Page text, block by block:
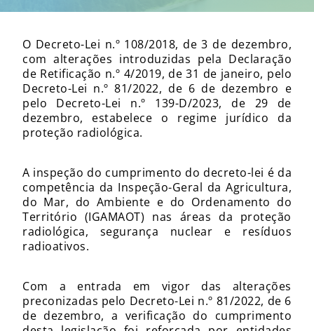
O Decreto-Lei n.º 108/2018, de 3 de dezembro,
com alterações introduzidas pela Declaração
de Retificação n.º 4/2019, de 31 de janeiro, pelo
Decreto-Lei n.º 81/2022, de 6 de dezembro e
pelo Decreto-Lei n.º 139-D/2023, de 29 de
dezembro, estabelece o regime jurídico da
proteção radiológica.
A inspeção do cumprimento do decreto-lei é da
competência da Inspeção-Geral da Agricultura,
do Mar, do Ambiente e do Ordenamento do
Território (IGAMAOT) nas áreas da proteção
radiológica, segurança nuclear e resíduos
radioativos.
Com a entrada em vigor das alterações
preconizadas pelo Decreto-Lei n.º 81/2022, de 6
de dezembro, a verificação do cumprimento